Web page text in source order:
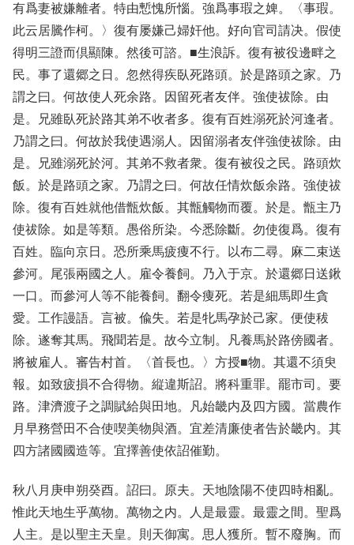
有爲妻被嫌離者。特由慙愧所惱。強爲事瑕之婢。〈事瑕。
此云居騰作柯。〉復有屡嫌己婦奸他。好向官司請决。假使
得明三證而倶顯陳。然後可諮。■生浪訴。復有被役邊畔之
民。事了還郷之日。忽然得疾臥死路頭。於是路頭之家。乃
謂之曰。何故使人死余路。因留死者友伴。強使祓除。由
是。兄雖臥死於路其弟不收者多。復有百姓溺死於河逢者。
乃謂之曰。何故於我使遇溺人。因留溺者友伴強使祓除。由
是。兄雖溺死於河。其弟不救者衆。復有被役之民。路頭炊
飯。於是路頭之家。乃謂之曰。何故任情炊飯余路。強使祓
除。復有百姓就他借甑炊飯。其甑觸物而覆。於是。甑主乃
使祓除。如是等類。愚俗所染。今悉除斷。勿使復爲。復有
百姓。臨向京日。恐所乘馬疲痩不行。以布二尋。麻二束送
參河。尾張兩國之人。雇令養飼。乃入于京。於還郷日送鍬
一口。而參河人等不能養飼。翻令痩死。若是細馬即生貪
愛。工作謾語。言被。偸失。若是牝馬孕於己家。便使秡
除。遂奪其馬。飛聞若是。故今立制。凡養馬於路傍國者。
將被雇人。審告村首。〈首長也。〉方授■物。其還不須臾
報。如致疲損不合得物。縦違斯詔。將科重罪。罷市司。要
路。津濟渡子之調賦給與田地。凡始畿内及四方國。當農作
月早務營田不合使喫美物與酒。宜差清廉使者告於畿内。其
四方諸國國造等。宜擇善使依詔催勤。
秋八月庚申朔癸酉。詔曰。原夫。天地陰陽不使四時相亂。
惟此天地生乎萬物。萬物之内。人是最靈。最靈之間。聖爲
人主。是以聖主天皇。則天御寓。思人獲所。暫不廢胸。而